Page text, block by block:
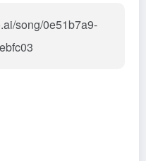
song/0e51b7a9-